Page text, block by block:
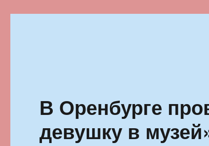
В Оренбурге
девушку в